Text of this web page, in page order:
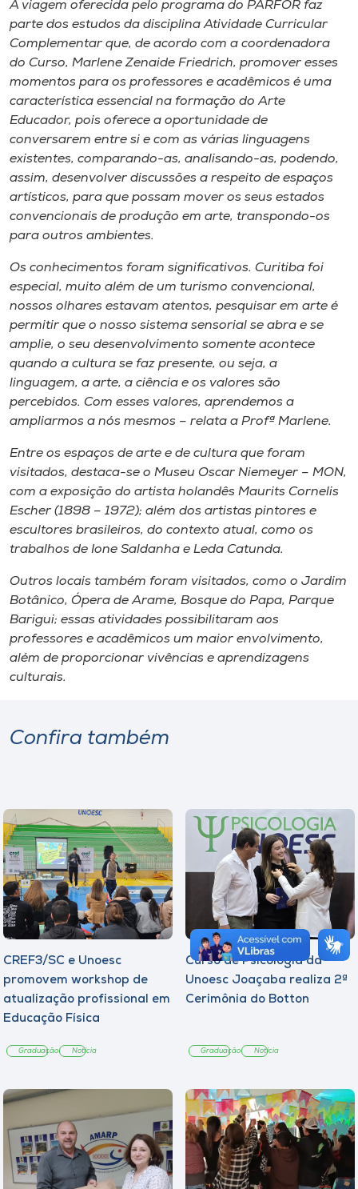
Editora
Museu
Unoesc
Store
Selecione
A+
A-
A viagem oferecida pelo programa do PARFOR faz
parte dos estudos da disciplina Atividade Curricular
Complementar que, de acordo com a coordenadora
do Curso, Marlene Zenaide Friedrich, promover esses
momentos para os professores e acadêmicos é uma
característica essencial na formação do Arte
Educador, pois oferece a oportunidade de
conversarem entre si e com as várias linguagens
existentes, comparando-as, analisando-as, podendo,
assim, desenvolver discussões a respeito de espaços
artísticos, para que possam mover os seus estados
convencionais de produção em arte, transpondo-os
para outros ambientes.
Os conhecimentos foram significativos. Curitiba foi
especial, muito além de um turismo convencional,
nossos olhares estavam atentos, pesquisar em arte é
permitir que o nosso sistema sensorial se abra e se
amplie, o seu desenvolvimento somente acontece
quando a cultura se faz presente, ou seja, a
linguagem, a arte, a ciência e os valores são
percebidos. Com esses valores, aprendemos a
ampliarmos a nós mesmos – relata a Profª Marlene.
Entre os espaços de arte e de cultura que foram
visitados, destaca-se o Museu Oscar Niemeyer – MON,
com a exposição do artista holandês Maurits Cornelis
Escher (1898 – 1972); além dos artistas pintores e
escultores brasileiros, do contexto atual, como os
trabalhos de Ione Saldanha e Leda Catunda.
Outros locais também foram visitados, como o Jardim
Botânico, Ópera de Arame, Bosque do Papa, Parque
Barigui; essas atividades possibilitaram aos
professores e acadêmicos um maior envolvimento,
além de proporcionar vivências e aprendizagens
culturais.
Confira também
CREF3/SC e Unoesc
promovem workshop de
atualização profissional em
Educação Física
Graduação Notícia
Curso de Psicologia da
Unoesc Joaçaba realiza 2ª
Cerimônia do Botton
Graduação Notícia